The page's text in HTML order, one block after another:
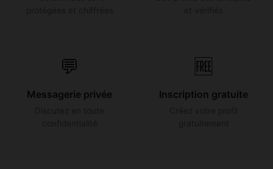
💬
Messagerie privée
🆓
Inscription gratuite